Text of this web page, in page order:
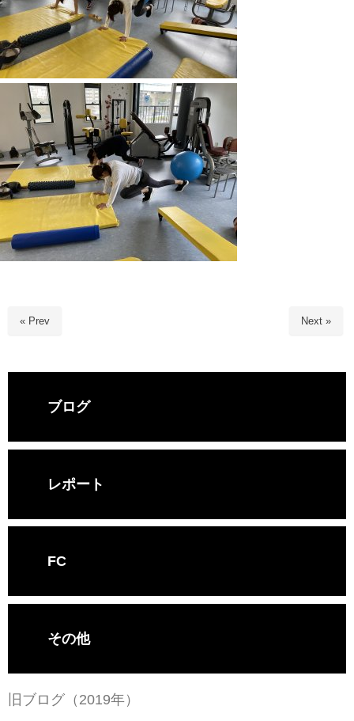
« Prev Next »
ブログ
レポート
FC
その他
旧ブログ（2019年）